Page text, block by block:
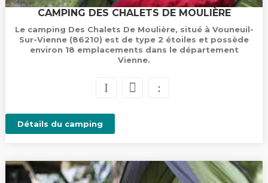
CAMPING DES CHALETS DE MOULIÈRE
Le camping Des Chalets De Moulière, situé à Vouneuil-
Sur-Vienne (86210) est de type 2 étoiles et possède
environ 18 emplacements dans le département
Vienne.
Détails du camping